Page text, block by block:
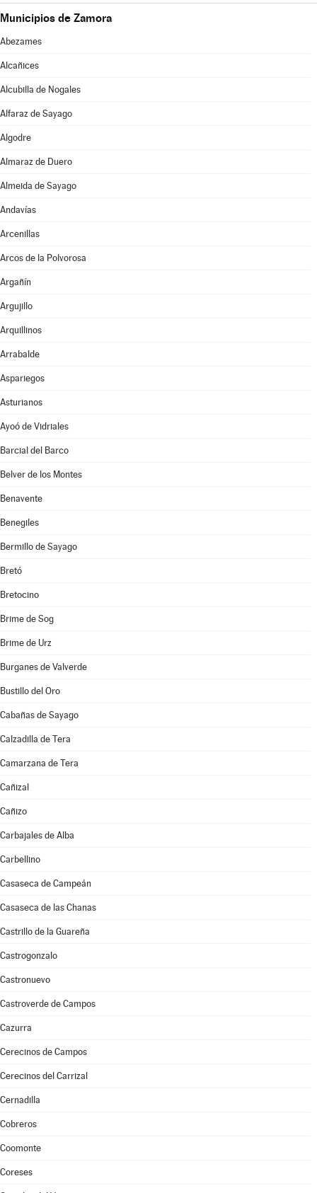
Municipios de Zamora
Abezames
Alcañices
Alcubilla de Nogales
Alfaraz de Sayago
Algodre
Almaraz de Duero
Almeida de Sayago
Andavías
Arcenillas
Arcos de la Polvorosa
Argañín
Argujillo
Arquillinos
Arrabalde
Aspariegos
Asturianos
Ayoó de Vidriales
Barcial del Barco
Belver de los Montes
Benavente
Benegiles
Bermillo de Sayago
Bretó
Bretocino
Brime de Sog
Brime de Urz
Burganes de Valverde
Bustillo del Oro
Cabañas de Sayago
Calzadilla de Tera
Camarzana de Tera
Cañizal
Cañizo
Carbajales de Alba
Carbellino
Casaseca de Campeán
Casaseca de las Chanas
Castrillo de la Guareña
Castrogonzalo
Castronuevo
Castroverde de Campos
Cazurra
Cerecinos de Campos
Cerecinos del Carrizal
Cernadilla
Cobreros
Coomonte
Coreses